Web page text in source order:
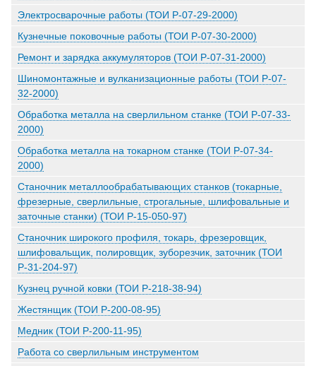
Электросварочные работы (ТОИ Р-07-29-2000)
Кузнечные поковочные работы (ТОИ Р-07-30-2000)
Ремонт и зарядка аккумуляторов (ТОИ Р-07-31-2000)
Шиномонтажные и вулканизационные работы (ТОИ Р-07-
32-2000)
Обработка металла на сверлильном станке (ТОИ Р-07-33-
2000)
Обработка металла на токарном станке (ТОИ Р-07-34-
2000)
Станочник металлообрабатывающих станков (токарные,
фрезерные, сверлильные, строгальные, шлифовальные и
заточные станки) (ТОИ Р-15-050-97)
Станочник широкого профиля, токарь, фрезеровщик,
шлифовальщик, полировщик, зуборезчик, заточник (ТОИ
Р-31-204-97)
Кузнец ручной ковки (ТОИ Р-218-38-94)
Жестянщик (ТОИ Р-200-08-95)
Медник (ТОИ Р-200-11-95)
Работа со сверлильным инструментом